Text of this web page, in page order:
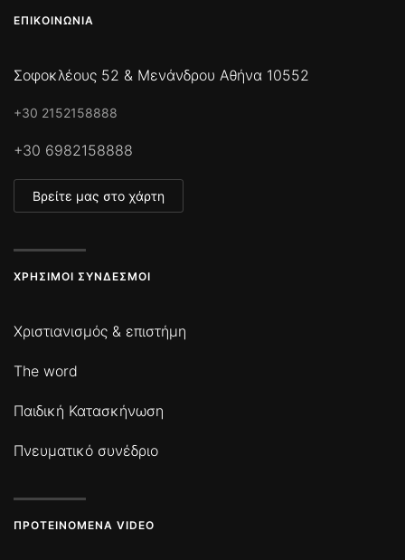
ΕΠΙΚΟΙΝΩΝΊΑ
Σοφοκλέους 52 & Μενάνδρου Αθήνα 10552
+30 2152158888
+30 6982158888
Βρείτε μας στο χάρτη
ΧΡΉΣΙΜΟΙ ΣΎΝΔΕΣΜΟΙ
Χριστιανισμός & επιστήμη
The word
Παιδική Κατασκήνωση
Πνευματικό συνέδριο
ΠΡΟΤΕΙΝΌΜΕΝΑ VIDEO